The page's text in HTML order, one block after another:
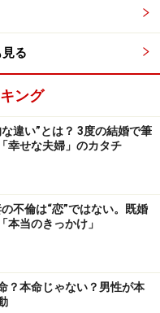
知られたくない「義
がない「疎遠」な関係
コネクション未満」な
様。アドレス帳には
ら連絡したり会った
も多いのではないでし
ば、一生のうちに出会
すり合うも多生の縁」
と未来に深い縁が生ま
る
ング
違い”とは？ 3度の結婚で筆
幸せな夫婦」のカタチ
不倫は“恋”ではない。既婚
本当のきっかけ」
？本命じゃない？男性が本